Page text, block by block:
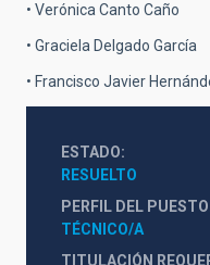
• Verónica Canto Caño
• Graciela Delgado García
• Francisco Javier
ESTADO
RESUELTO
PERFIL DEL PUESTO
TÉCNICO/A
TITULACIÓN